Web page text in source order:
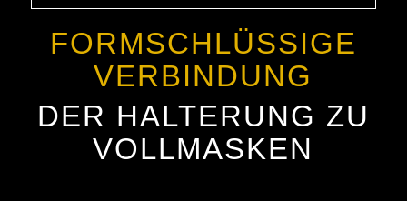
FORMSCHLÜSSIGE
VERBINDUNG
DER HALTERUNG ZU
VOLLMASKEN